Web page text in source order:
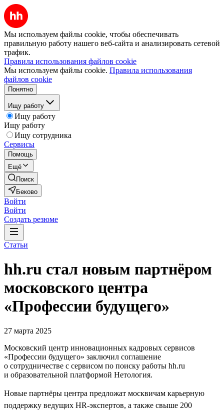
Мы используем файлы cookie, чтобы обеспечивать
правильную работу нашего веб-сайта и анализировать сетевой
трафик.
Правила использования файлов cookie
Мы используем файлы cookie. Правила использования
файлов cookie
Понятно
Ищу работу
Ищу работу
Ищу работу
Ищу сотрудника
Сервисы
Помощь
Ещё
Поиск
Беково
Войти
Войти
Создать резюме
Статьи
hh.ru стал новым партнёром
московского центра
«Профессии будущего»
27 марта 2025
Московский центр инновационных кадровых сервисов
«Профессии будущего» заключил соглашение
о сотрудничестве с сервисом по поиску работы hh.ru
и образовательной платформой Нетология.
Новые партнёры центра предложат москвичам карьерную
поддержку ведущих HR-экспертов, а также свыше 200